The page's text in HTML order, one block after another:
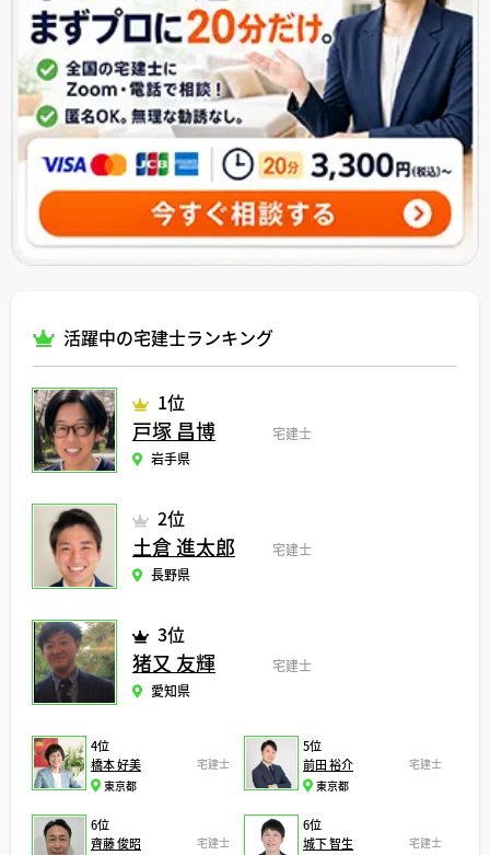
活躍中の宅建士ランキング
1位
戸塚 昌博
宅建士
岩手県
2位
土倉 進太郎
宅建士
長野県
3位
猪又 友輝
宅建士
愛知県
4位
橋本 好美
宅建士
東京都
5位
前田 裕介
宅建士
東京都
6位
齊藤 俊昭
宅建士
6位
城下 智生
宅建士